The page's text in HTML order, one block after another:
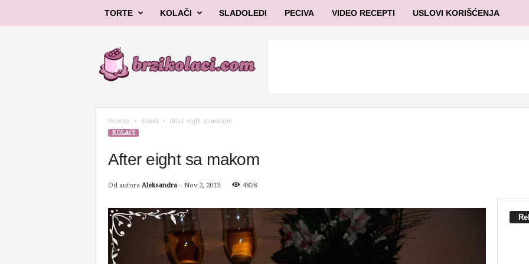
TORTE KOLAČI SLADOLEDI PECIVA VIDEO RECEPTI USLOVI KORIŠĆENJA
l
Početna Kolači
After eight sa makom
KOLAČI
After eight sa makom
Od autora Aleksandra- Nov 2, 2013 4828